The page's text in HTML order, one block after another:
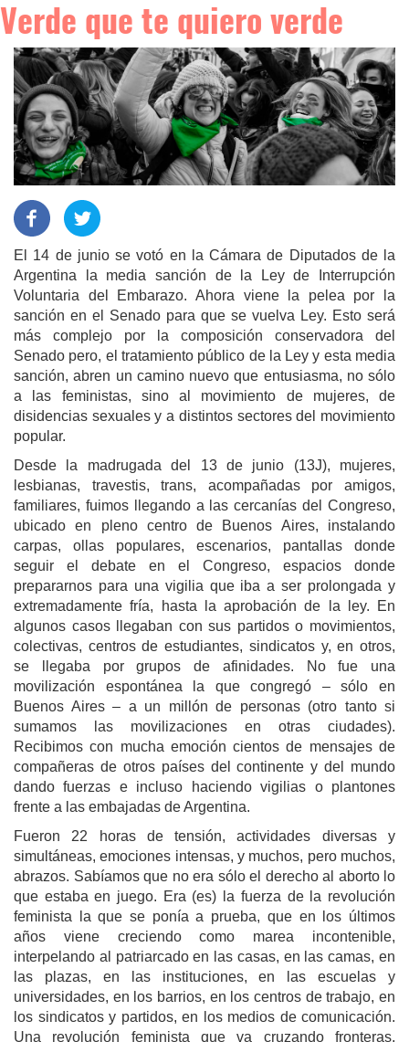
Verde que te quiero verde
El 14 de junio se votó en la Cámara de Diputados de la
Argentina la media sanción de la Ley de Interrupción
Voluntaria del Embarazo. Ahora viene la pelea por la
sanción en el Senado para que se vuelva Ley. Esto será
más complejo por la composición conservadora del
Senado pero, el tratamiento público de la Ley y esta media
sanción, abren un camino nuevo que entusiasma, no sólo
a las feministas, sino al movimiento de mujeres, de
disidencias sexuales y a distintos sectores del movimiento
popular.
Desde la madrugada del 13 de junio (13J), mujeres,
lesbianas, travestis, trans, acompañadas por amigos,
familiares, fuimos llegando a las cercanías del Congreso,
ubicado en pleno centro de Buenos Aires, instalando
carpas, ollas populares, escenarios, pantallas donde
seguir el debate en el Congreso, espacios donde
prepararnos para una vigilia que iba a ser prolongada y
extremadamente fría, hasta la aprobación de la ley. En
algunos casos llegaban con sus partidos o movimientos,
colectivas, centros de estudiantes, sindicatos y, en otros,
se llegaba por grupos de afinidades. No fue una
movilización espontánea la que congregó – sólo en
Buenos Aires – a un millón de personas (otro tanto si
sumamos las movilizaciones en otras ciudades).
Recibimos con mucha emoción cientos de mensajes de
compañeras de otros países del continente y del mundo
dando fuerzas e incluso haciendo vigilias o plantones
frente a las embajadas de Argentina.
Fueron 22 horas de tensión, actividades diversas y
simultáneas, emociones intensas, y muchos, pero muchos,
abrazos. Sabíamos que no era sólo el derecho al aborto lo
que estaba en juego. Era (es) la fuerza de la revolución
feminista la que se ponía a prueba, que en los últimos
años viene creciendo como marea incontenible,
interpelando al patriarcado en las casas, en las camas, en
las plazas, en las instituciones, en las escuelas y
universidades, en los barrios, en los centros de trabajo, en
los sindicatos y partidos, en los medios de comunicación.
Una revolución feminista que va cruzando fronteras,